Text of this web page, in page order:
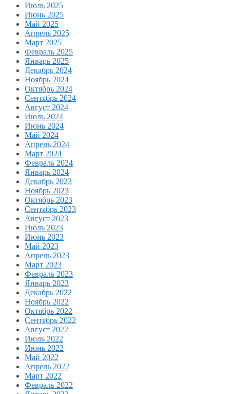
Июль 2025
Июнь 2025
Май 2025
Апрель 2025
Март 2025
Февраль 2025
Январь 2025
Декабрь 2024
Ноябрь 2024
Октябрь 2024
Сентябрь 2024
Август 2024
Июль 2024
Июнь 2024
Май 2024
Апрель 2024
Март 2024
Февраль 2024
Январь 2024
Декабрь 2023
Ноябрь 2023
Октябрь 2023
Сентябрь 2023
Август 2023
Июль 2023
Июнь 2023
Май 2023
Апрель 2023
Март 2023
Февраль 2023
Январь 2023
Декабрь 2022
Ноябрь 2022
Октябрь 2022
Сентябрь 2022
Август 2022
Июль 2022
Июнь 2022
Май 2022
Апрель 2022
Март 2022
Февраль 2022